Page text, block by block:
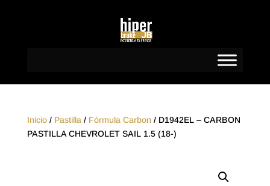
Inicio/ Pastilla / Fórmula Carbon/ D1942EL – CARBON
PASTILLA CHEVROLET SAIL 1.5 (18-)